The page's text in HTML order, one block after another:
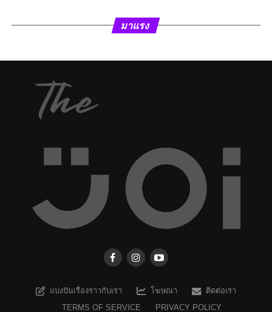
มาแรง
แบ่งปันเรื่องราวกับเรา โฆษณา
ติดต่อเรา
TERMS OF SERVICE
PRIVACY POLICY